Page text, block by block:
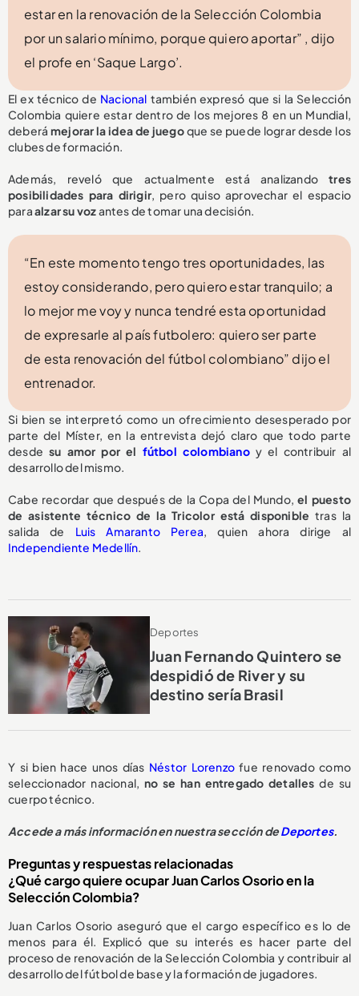
estar en la renovación de la Selección Colombia
por un salario mínimo, porque quiero aportar” , dijo
el profe en ‘Saque Largo’.
El ex técnico de Nacional también expresó que si la Selección
Colombia quiere estar dentro de los mejores 8 en un Mundial,
deberá mejorar la idea de juegoque se puede lograr desde los
clubes de formación.
Además, reveló que actualmente está analizandotres
posibilidades para dirigir, pero quiso aprovechar el espacio
paraalzar su vozantes de tomar una decisión.
“En este momento tengo tres oportunidades, las
estoy considerando, pero quiero estar tranquilo; a
lo mejor me voy y nunca tendré esta oportunidad
de expresarle al país futbolero: quiero ser parte
de esta renovación del fútbol colombiano” dijo el
entrenador.
Si bien se interpretó como un ofrecimiento desesperado por
parte del Míster, en la entrevista dejó claro que todo parte
desdesu amor por el fútbol colombianoy el contribuir al
desarrollo del mismo.
Cabe recordar que después de la Copa del Mundo,el puesto
de asistente técnico de la Tricolorestá disponible tras la
salida de Luis Amaranto Perea, quien ahora dirige al
Independiente Medellín.
Deportes
Juan Fernando Quintero se
despidió de River y su
destino sería Brasil
Y si bien hace unos días Néstor Lorenzofue renovado como
seleccionador nacional, no se han entregado detalles de su
cuerpo técnico.
Accede a más información en nuestra sección deDeportes.
Preguntas y respuestas relacionadas
¿Qué cargo quiere ocupar Juan Carlos Osorio en la
Selección Colombia?
Juan Carlos Osorio aseguró que el cargo específico es lo de
menos para él. Explicó que su interés es hacer parte del
proceso de renovación de la Selección Colombia y contribuir al
desarrollo del fútbol de base y la formación de jugadores.